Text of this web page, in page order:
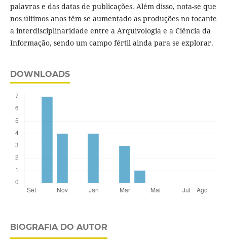
palavras e das datas de publicações. Além disso, nota-se que
nos últimos anos têm se aumentado as produções no tocante
a interdisciplinaridade entre a Arquivologia e a Ciência da
Informação, sendo um campo fértil ainda para se explorar.
DOWNLOADS
BIOGRAFIA DO AUTOR